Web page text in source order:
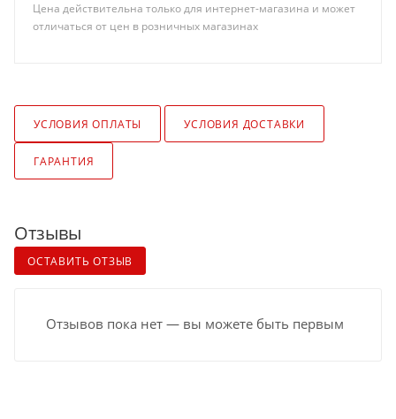
Цена действительна только для интернет-магазина и может
отличаться от цен в розничных магазинах
УСЛОВИЯ ОПЛАТЫ УСЛОВИЯ ДОСТАВКИ
ГАРАНТИЯ
Отзывы
ОСТАВИТЬ ОТЗЫВ
Отзывов пока нет — вы можете быть первым